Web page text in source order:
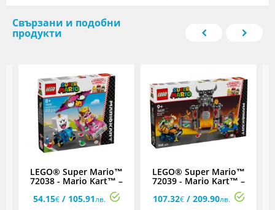
Свързани и подобни
продукти
LEGO® Super Mario™
72038 - Mario Kart™ –
Wario и King Boo
54.15€/ 105.91лв.
LEGO® Super Mario™
72039 - Mario Kart™ –
Замъкът на Bowser
107.32€/ 209.90лв.